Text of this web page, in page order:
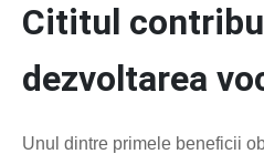
Cititul
dezvoltarea
Unul dintre primele beneficii